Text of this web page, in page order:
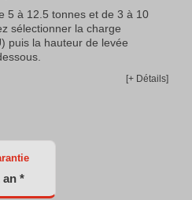
5 à 12.5 tonnes et de 3 à 10
sélectionner la charge
puis la hauteur de levée
[+ Détails]
an *